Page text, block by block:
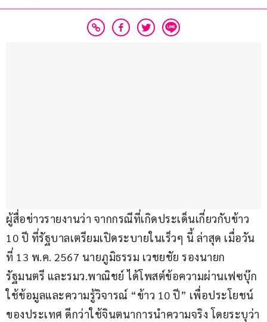
ผู้สื่อข่าวรายงานว่า จากกรณีที่เกิดประเด็นเกี่ยวกับข้าว
10 ปี ที่รัฐบาลเตรียมเปิดระบายในเร็วๆ นี้ ล่าสุด เมื่อวัน
ที่ 13 พ.ค. 2567 นายภูมิธรรม เวชยชัย รองนายก
รัฐมนตรี และรมว.พาณิชย์ ได้โพสต์ข้อความผ่านเฟซบุ๊ก
ใช้ข้อมูลและความรู้วิจารณ์ “ข้าว 10 ปี” เพื่อประโยชน์
ของประเทศ ดีกว่าใช้จินตนาการนำความจริง โดยระบุว่า